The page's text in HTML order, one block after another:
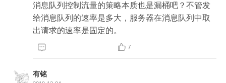
消息队列控制流量的策略本质也是漏桶吧？不管发
给消息队列的速率是多大，服务器在消息队列中取
出请求的速率是固定的。
  7
有铭